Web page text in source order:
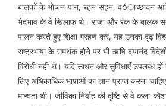
बालकों के भोजन-पान, रहन-सहन, वóाच्छादन
भेदभाव के वे खिलाफ थे। राजा और रंक के बालक
पालन करते हुए शिक्षा ग्रहण करे, यह उनका दृढ़
राष्ट्रभाषा के समर्थक होने पर भी ऋषि दयानंद
विरोधी नहीं थे। यदि साधन और सुविधाएँ उपलब्ध हों
लिए अधिकाधिक भाषाओं का ज्ञान प्राप्त करना
मान्यता थी। जीविका निर्वाह की दृष्टि से वे कला-